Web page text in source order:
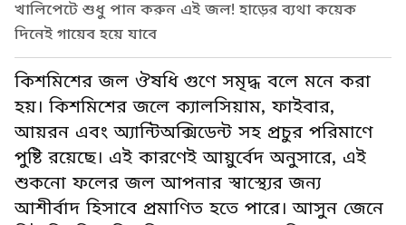
খালিপেটে শুধু পান করুন এই জল! হাড়ের ব্যথা কয়েক
দিনেই গায়েব হয়ে যাবে
কিশমিশের জল ঔষধি গুণে সমৃদ্ধ বলে মনে করা
হয়। কিশমিশের জলে ক্যালসিয়াম, ফাইবার,
আয়রন এবং অ্যান্টিঅক্সিডেন্ট সহ প্রচুর পরিমাণে
পুষ্টি রয়েছে। এই কারণেই আয়ুর্বেদ অনুসারে, এই
শুকনো ফলের জল আপনার স্বাস্থ্যের জন্য
আশীর্বাদ হিসাবে প্রমাণিত হতে পারে। আসুন জেনে